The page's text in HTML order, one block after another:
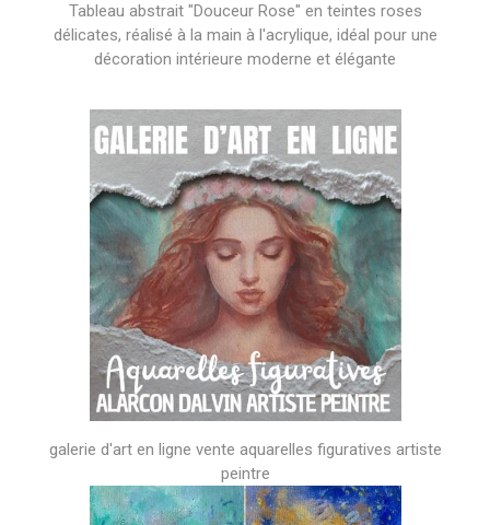
Tableau abstrait "Douceur Rose" en teintes roses
délicates, réalisé à la main à l'acrylique, idéal pour une
décoration intérieure moderne et élégante
galerie d'art en ligne vente aquarelles figuratives artiste
peintre